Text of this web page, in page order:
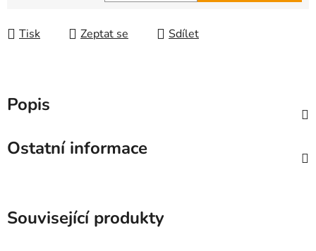
Tisk Zeptat se Sdílet
Popis
Ostatní informace
Související produkty